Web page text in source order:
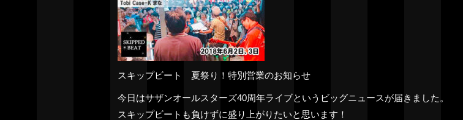
スキップビート 夏祭り！特別営業のお知らせ
今日はサザンオールスターズ40周年ライブというビッグニュースが届きました。
スキップビートも負けずに盛り上がりたいと思います！